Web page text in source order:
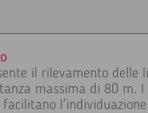
il rilevamento delle
massima di 80 m. I